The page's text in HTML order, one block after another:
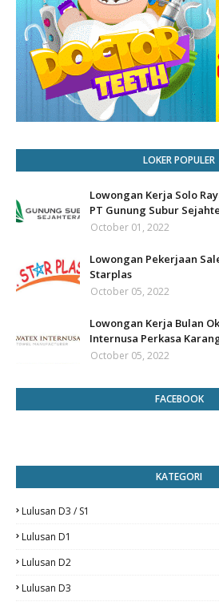
LOKER POPULER
Lowongan Kerja Solo
PT Gunung Subur
October 01, 2022
Lowongan Pekerjaan
Starplas
October 05, 2022
Lowongan Kerja Bulan
Internusa Perkasa
October 05, 2022
FACEBOOK
KATEGORI
Lulusan D3 / S1
Lulusan D1
Lulusan D2
Lulusan D3